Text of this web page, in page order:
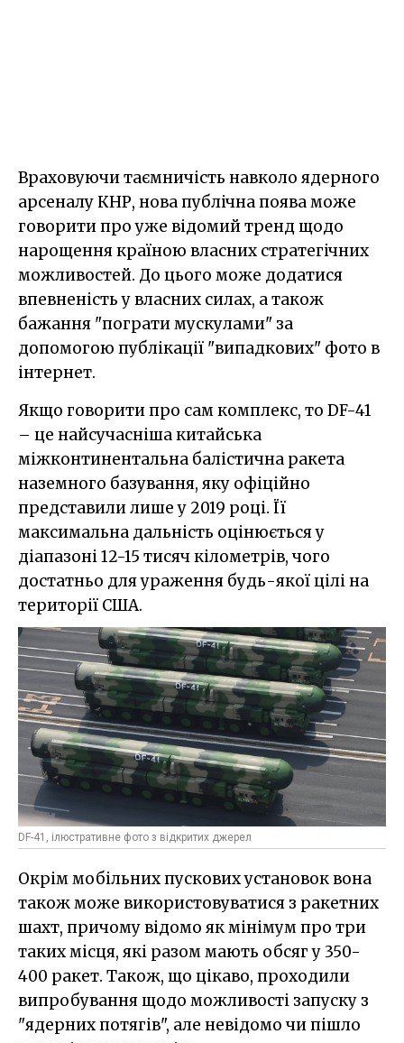
Враховуючи таємничість навколо ядерного
арсеналу КНР, нова публічна поява може
говорити про уже відомий тренд щодо
нарощення країною власних стратегічних
можливостей. До цього може додатися
впевненість у власних силах, а також
бажання "пограти мускулами" за
допомогою публікації "випадкових" фото в
інтернет.
Якщо говорити про сам комплекс, то DF-41
– це найсучасніша китайська
міжконтинентальна балістична ракета
наземного базування, яку офіційно
представили лише у 2019 році. Її
максимальна дальність оцінюється у
діапазоні 12-15 тисяч кілометрів, чого
достатньо для ураження будь-якої цілі на
території США.
DF-41, ілюстративне фото з відкритих джерел
Окрім мобільних пускових установок вона
також може використовуватися з ракетних
шахт, причому відомо як мінімум про три
таких місця, які разом мають обсяг у 350-
400 ракет. Також, що цікаво, проходили
випробування щодо можливості запуску з
"ядерних потягів", але невідомо чи пішло